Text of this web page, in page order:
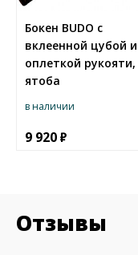
Бокен BUDO с
вклеенной цубой и
оплеткой рукояти,
ятоба
в наличии
9 920
Отзывы